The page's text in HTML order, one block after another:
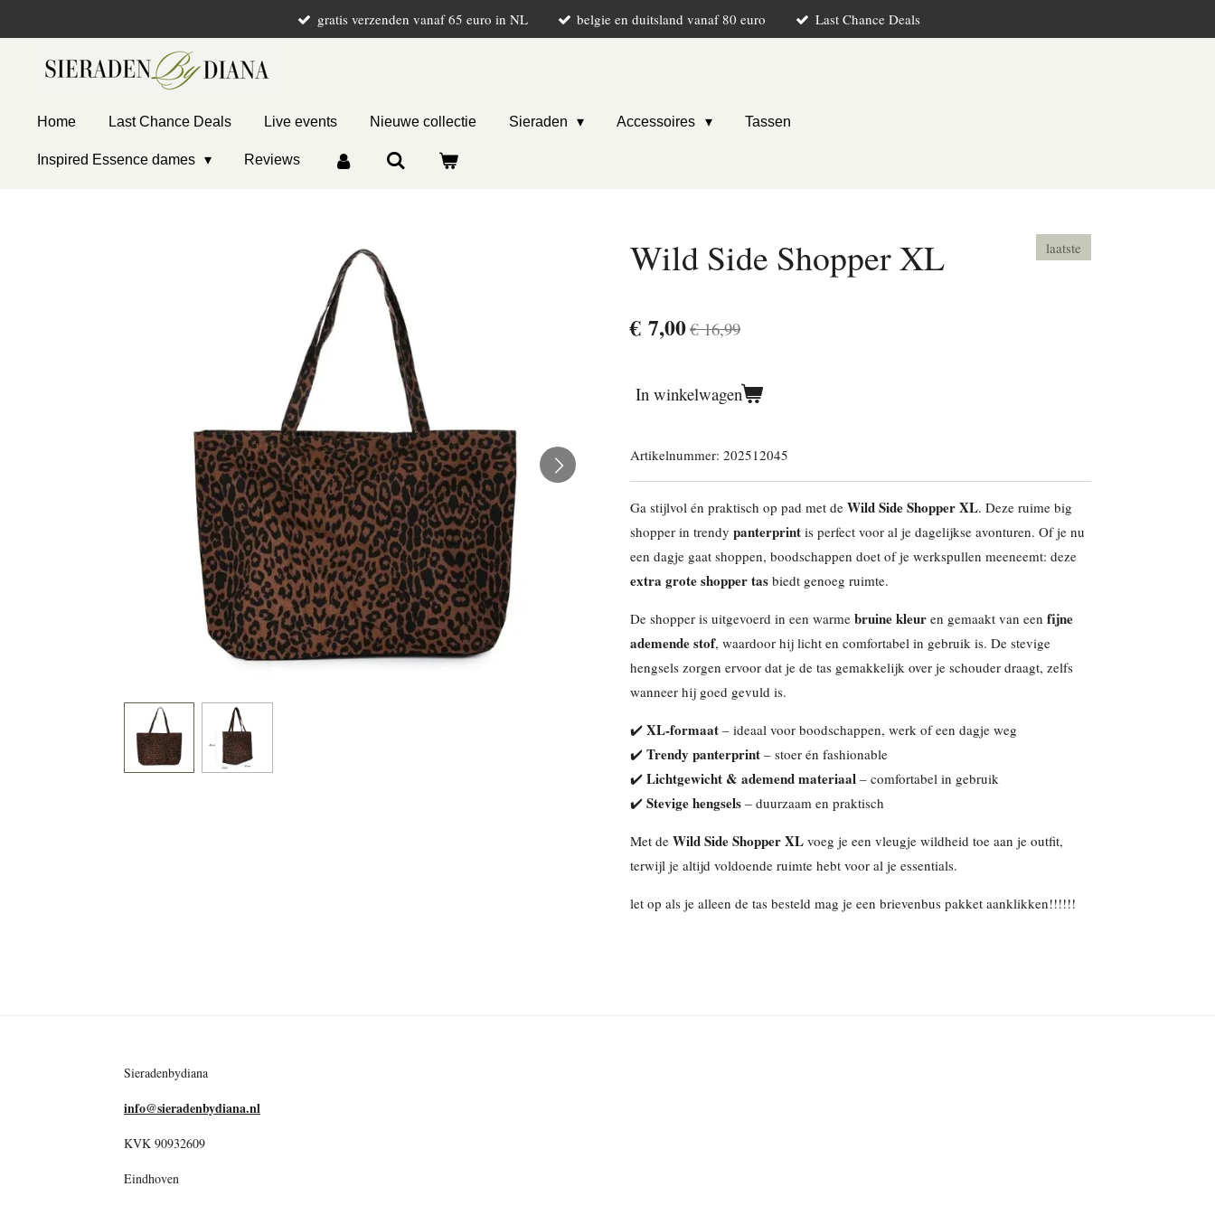
hoofdinhoud
gratis verzenden vanaf 65 euro in NL belgie en duitsland vanaf 80 euro Last Chance Deals
Home Last Chance Deals Live events Nieuwe collectie Sieraden Accessoires Tassen
Inspired Essence dames Reviews
Wild Side Shopper XL laatste
€ 7,00€ 16,99
In winkelwagen
Artikelnummer: 202512045
Ga stijlvol én praktisch op pad met de Wild Side Shopper XL. Deze ruime big
shopper in trendy panterprint is perfect voor al je dagelijkse avonturen. Of je nu
een dagje gaat shoppen, boodschappen doet of je werkspullen meeneemt: deze
extra grote shopper tas biedt genoeg ruimte.
De shopper is uitgevoerd in een warme bruine kleur en gemaakt van een fijne
ademende stof, waardoor hij licht en comfortabel in gebruik is. De stevige
hengsels zorgen ervoor dat je de tas gemakkelijk over je schouder draagt, zelfs
wanneer hij goed gevuld is.
✔️ XL-formaat – ideaal voor boodschappen, werk of een dagje weg
✔️ Trendy panterprint – stoer én fashionable
✔️ Lichtgewicht & ademend materiaal – comfortabel in gebruik
✔️ Stevige hengsels – duurzaam en praktisch
Met de Wild Side Shopper XL voeg je een vleugje wildheid toe aan je outfit,
terwijl je altijd voldoende ruimte hebt voor al je essentials.
let op als je alleen de tas besteld mag je een brievenbus pakket aanklikken!!!!!!
Sieradenbydiana
info@sieradenbydiana.nl
KVK 90932609
Eindhoven